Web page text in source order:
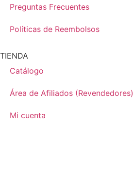
Preguntas Frecuentes
Políticas de Reembolsos
TIENDA
Catálogo
Área de Afiliados (Revendedores)
Mi cuenta